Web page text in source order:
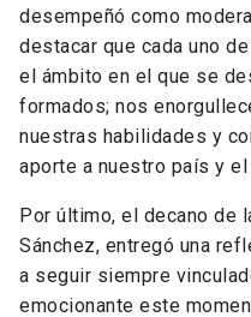
desempeñó como
destacar que cada uno
el ámbito en el que se
formados; nos
nuestras habilidades y
aporte a nuestro país y el
Por último, el decano de
Sánchez, entregó una
a seguir siempre
emocionante este